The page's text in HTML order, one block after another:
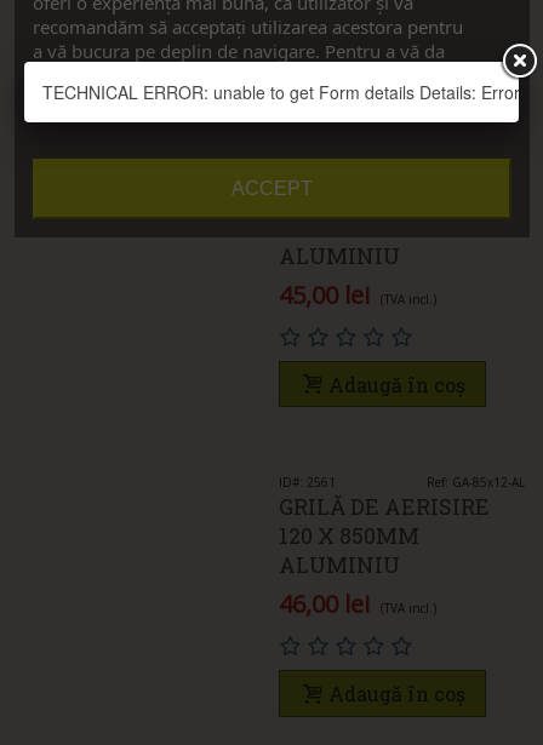
GRILĂ DE AERISIRE
120 X 800MM
ALUMINIU
45,00 lei (TVA incl.)
Adaugă în coș
ID#: 2561 Ref: GA-85x12-AL
GRILĂ DE AERISIRE
120 X 850MM
ALUMINIU
46,00 lei (TVA incl.)
Adaugă în coș
recomandăm să acceptați utilizarea acestora pentru
a vă bucura pe deplin de navigare. Pentru a vă da
Personalizați cookie-urile
ACCEPT
TECHNICAL ERROR: unable to get Form details Details: Error